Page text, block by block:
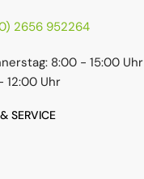
2656 952264
8:00 - 15:00 Uhr
12:00 Uhr
SERVICE